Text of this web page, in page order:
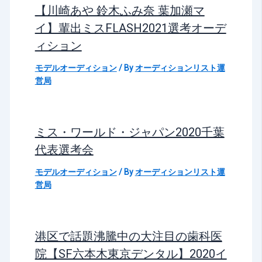
【川崎あや 鈴木ふみ奈 葉加瀬マ
イ】輩出ミスFLASH2021選考オーデ
ィション
モデルオーディション/ Byオーディションリスト運
営局
ミス・ワールド・ジャパン2020千葉
代表選考会
モデルオーディション/ Byオーディションリスト運
営局
港区で話題沸騰中の大注目の歯科医
院【SF六本木東京デンタル】2020イ